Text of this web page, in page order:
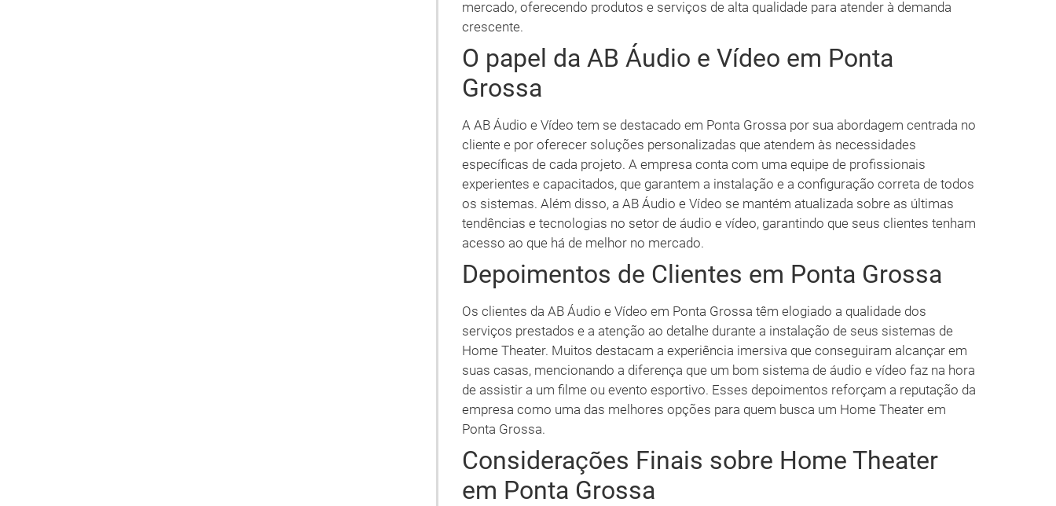
mercado, oferecendo produtos e serviços de alta qualidade para atender à demanda
crescente.
O papel da AB Áudio e Vídeo em Ponta
Grossa
A AB Áudio e Vídeo tem se destacado em Ponta Grossa por sua abordagem centrada no
cliente e por oferecer soluções personalizadas que atendem às necessidades
específicas de cada projeto. A empresa conta com uma equipe de profissionais
experientes e capacitados, que garantem a instalação e a configuração correta de todos
os sistemas. Além disso, a AB Áudio e Vídeo se mantém atualizada sobre as últimas
tendências e tecnologias no setor de áudio e vídeo, garantindo que seus clientes tenham
acesso ao que há de melhor no mercado.
Depoimentos de Clientes em Ponta Grossa
Os clientes da AB Áudio e Vídeo em Ponta Grossa têm elogiado a qualidade dos
serviços prestados e a atenção ao detalhe durante a instalação de seus sistemas de
Home Theater. Muitos destacam a experiência imersiva que conseguiram alcançar em
suas casas, mencionando a diferença que um bom sistema de áudio e vídeo faz na hora
de assistir a um filme ou evento esportivo. Esses depoimentos reforçam a reputação da
empresa como uma das melhores opções para quem busca um Home Theater em
Ponta Grossa.
Considerações Finais sobre Home Theater
em Ponta Grossa